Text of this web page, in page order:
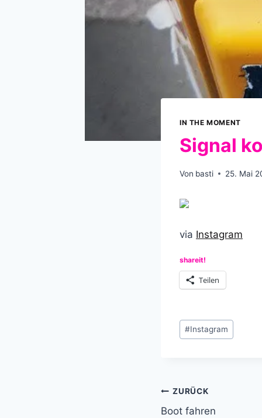
IN THE MOMENT
Signal
Von basti 25. Mai
via Instagram
shareit!
Teilen
Schlagworte:
#Instagram
ZURÜCK
Boot fahren